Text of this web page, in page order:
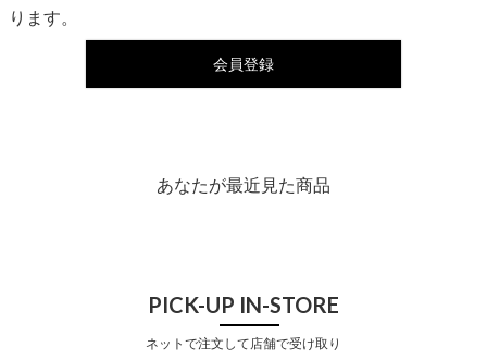
ります。
会員登録
あなたが最近見た商品
PICK-UP IN-STORE
ネットで注文して店舗で受け取り